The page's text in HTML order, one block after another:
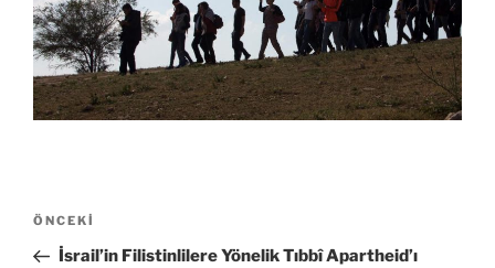
Yazı
gezinmesi
Önceki
Yazı
ÖNCEKI
İsrail’in Filistinlilere Yönelik Tıbbî Apartheid’ı